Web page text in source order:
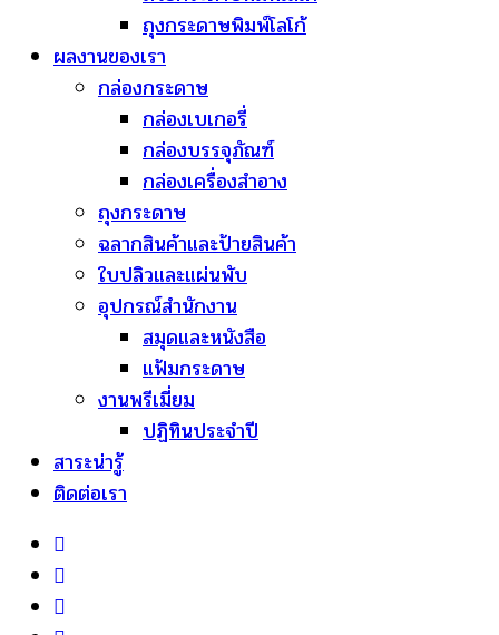
ถุงกระดาษพิมพ์โลโก้
ผลงานของเรา
กล่องกระดาษ
กล่องเบเกอรี่
กล่องบรรจุภัณฑ์
กล่องเครื่องสำอาง
ถุงกระดาษ
ฉลากสินค้าและป้ายสินค้า
ใบปลิวและแผ่นพับ
อุปกรณ์สำนักงาน
สมุดและหนังสือ
แฟ้มกระดาษ
งานพรีเมี่ยม
ปฏิทินประจำปี
สาระน่ารู้
ติดต่อเรา